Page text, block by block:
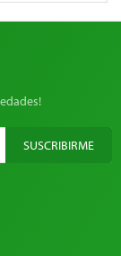
SUSCRIBIRME